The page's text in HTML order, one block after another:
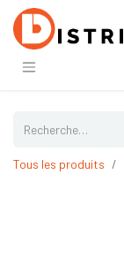
Tous les produits